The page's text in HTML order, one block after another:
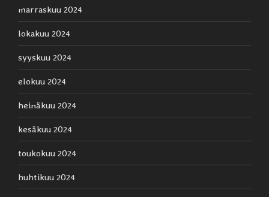
marraskuu 2024
lokakuu 2024
syyskuu 2024
elokuu 2024
heinäkuu 2024
kesäkuu 2024
toukokuu 2024
huhtikuu 2024